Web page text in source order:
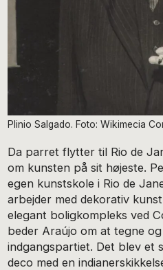
Plinio Salgado. Foto: Wikimecia
Da parret flytter til Rio de
om kunsten på sit højeste.
egen kunstskole i Rio de
arbejder med dekorativ
elegant boligkompleks ved
beder Araújo om at tegne
indgangspartiet. Det blev et
deco med en